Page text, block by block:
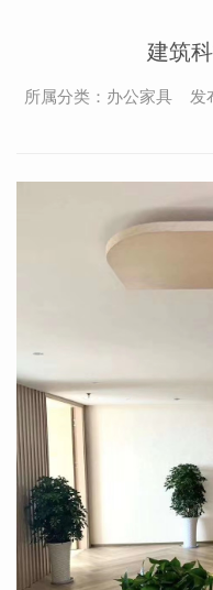
建筑
所属分类：办公家具 发